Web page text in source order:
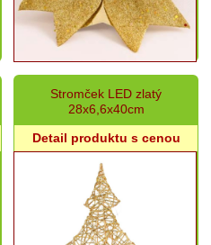
Stromček LED zlatý
28x6,6x40cm
Detail produktu s cenou